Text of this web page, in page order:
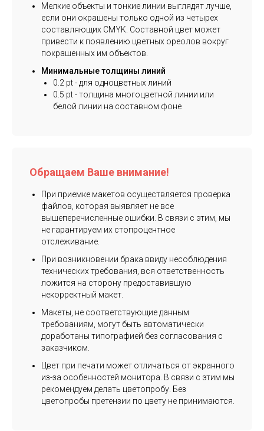
Мелкие объекты и тонкие линии выглядят лучше,
если они окрашены только одной из четырех
составляющих CMYK. Составной цвет может
привести к появлению цветных ореолов вокруг
покрашенных им объектов.
Минимальные толщины линий
0.2 pt - для одноцветных линий
0.5 pt - толщина многоцветной линии или
белой линии на составном фоне
Обращаем Ваше внимание!
При приемке макетов осуществляется проверка
файлов, которая выявляет не все
вышеперечисленные ошибки. В связи с этим, мы
не гарантируем их стопроцентное
отслеживание.
При возникновении брака ввиду несоблюдения
технических требования, вся ответственность
ложится на сторону предоставившую
некорректный макет.
Макеты, не соответствующие данным
требованиям, могут быть автоматически
доработаны типографией без согласования с
заказчиком.
Цвет при печати может отличаться от экранного
из-за особенностей монитора. В связи с этим мы
рекомендуем делать цветопробу. Без
цветопробы претензии по цвету не принимаются.